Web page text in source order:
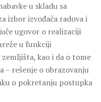
u skladu sa
izbor izvođača radova i
ugovor o realizaciji
u funkciji
kao i da o tome
– rešenje o obrazovanju
o pokretanju postupka